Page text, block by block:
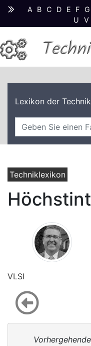
A B C D E F G
U
V
Lexikon der Technik
Techniklexikon
VLSI